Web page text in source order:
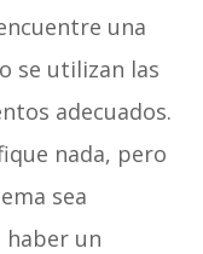
una
se utilizan las
adecuados.
nada, pero
sea
haber un